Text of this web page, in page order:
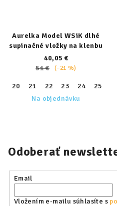
Aurelka Model WSiK dlhé
supinačné vložky na klenbu
40,05 €
51 €
(–21 %)
20 21 22 23 24 25
Na objednávku
Odoberať
Email
Vložením e-mailu súhlasíte s